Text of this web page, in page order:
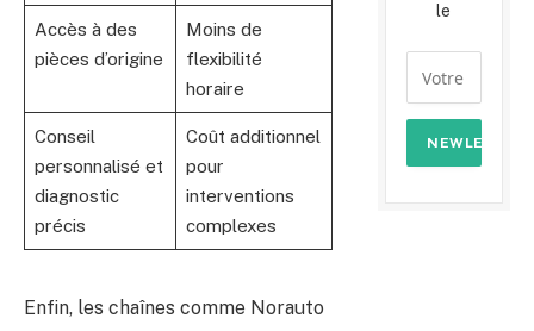
Accès à des
pièces d’origine
Moins de
flexibilité
horaire
Conseil
personnalisé et
diagnostic
précis
Coût additionnel
pour
interventions
complexes
Enfin, les chaînes comme Norauto
le